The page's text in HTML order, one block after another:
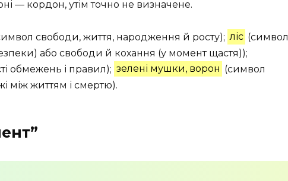
— кордон, утім точно не визначене.
свободи, життя, народження й росту); ліс (символ
або свободи й кохання (у момент щастя));
обмежень і правил); зелені мушки, ворон (символ
між життям і смертю).